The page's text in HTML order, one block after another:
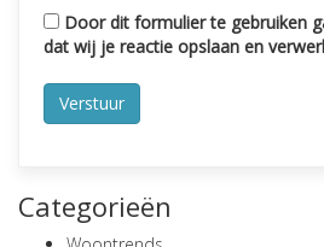
Door dit formulier te gebruiken
dat wij je reactie opslaan en
Categorieën